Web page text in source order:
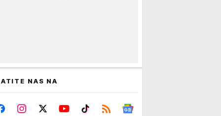
NAS NA